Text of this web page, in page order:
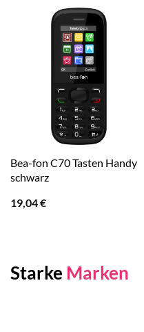
Bea-fon C70 Tasten Handy
schwarz
19,04€
Starke Marken